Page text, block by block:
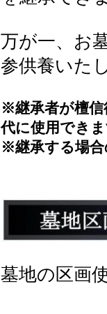
万が一、お
参供養いた
※継承者が檀信
代に使用でき
※継承する場
墓地の区画